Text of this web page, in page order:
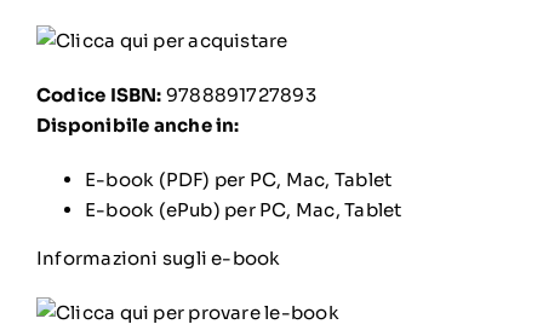
Codice ISBN: 9788891727893
Disponibile anche in:
E-book (PDF) per PC, Mac, Tablet
E-book (ePub) per PC, Mac, Tablet
Informazioni sugli e-book